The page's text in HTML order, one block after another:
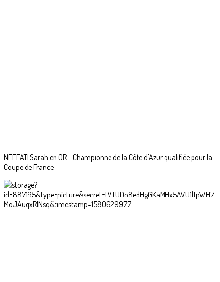
NEFFATI Sarah en OR - Championne de la Côte d'Azur qualifiée pour la
Coupe de France